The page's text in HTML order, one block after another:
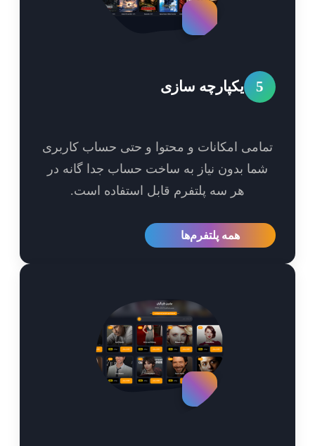
یکپارچه سازی
امکانات و محتوا و حتی حساب کاربری
بدون نیاز به ساخت حساب جدا گانه در
هر سه پلتفرم قابل استفاده است.
همه پلتفرم‌ها